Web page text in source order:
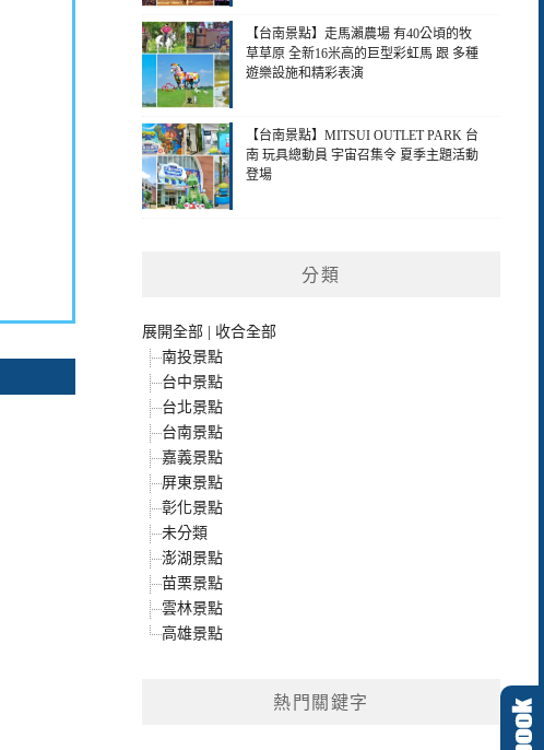
【台南景點】走馬瀨農場 有40公頃的牧
草草原 全新16米高的巨型彩虹馬 跟 多種
遊樂設施和精彩表演
【台南景點】MITSUI OUTLET PARK 台
南 玩具總動員 宇宙召集令 夏季主題活動
登場
分類
展開全部
收合全部
南投景點
台中景點
台北景點
台南景點
嘉義景點
屏東景點
彰化景點
未分類
澎湖景點
苗栗景點
雲林景點
高雄景點
熱門關鍵字